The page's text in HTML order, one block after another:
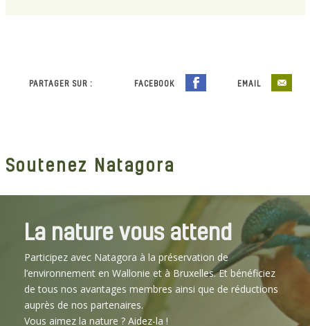
PARTAGER SUR : FACEBOOK EMAIL
Soutenez Natagora
La nature vous attend
Participez avec Natagora à la préservation de
l’environnement en Wallonie et à Bruxelles. Et bénéficiez
de tous nos avantages membres ainsi que de réductions
auprès de nos partenaires.
Vous aimez la nature ? Aidez-la !